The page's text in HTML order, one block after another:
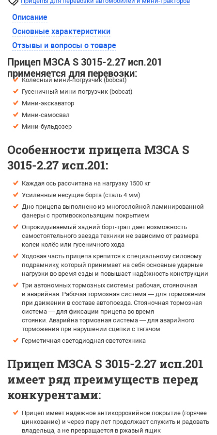
Описание
Основные характеристики
Отзывы и вопросы о товаре
Прицеп МЗСА S 3015-2.27 исп.201
применяется для перевозки:
Колесный мини-погрузчик (bobcat)
Гусеничный мини-погрузчик (bobcat)
Мини-экскаватор
Мини-самосвал
Мини-бульдозер
Особенности прицепа МЗСА S
3015-2.27 исп.201:
Каждая ось рассчитана на нагрузку 1500 кг
Усиленные несущие борта (сталь 4 мм)
Дно прицепа выполнено из многослойной ламинированной
фанеры с противоскользящим покрытием
Опрокидываемый задний борт-трап даёт возможность
самостоятельного заезда техники не зависимо от размера
колеи колёс или гусеничного хода
Ходовая часть прицепа крепится к специальному силовому
подрамнику, который принимает на себя основные ударные
нагрузки во время езды и повышает надёжность конструкции
Три автономных тормозных системы: рабочая, стояночная
и аварийная. Рабочая тормозная система — для торможения
при движении в составе автопоезда. Стояночная тормозная
система — для фиксации прицепа во время
стоянки. Аварийна тормозная система — для аварийного
торможения при нарушении сцепки с тягачом
Герметичная светодиодная светотехника
Прицеп МЗСА S 3015-2.27 исп.201
имеет ряд преимуществ перед
конкурентами:
Прицеп имеет надежное антикоррозийное покрытие (горячее
цинкование) и через пару лет продолжает служить и радовать
владельца, а не превращается в ржавый ящик